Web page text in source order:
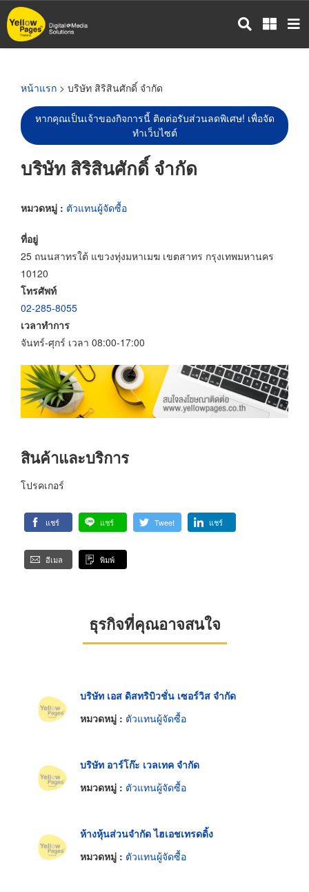
ข้าม
ไป
หน้าแรก > บริษัท สิริสินศักดิ์ จำกัด
หากคุณเป็นเจ้าของกิจการนี้ ติดต่อรับส่วนลดพิเศษ! เพื่อจัด
ทำเว็บไซต์
บริษัท สิริสินศักดิ์ จำกัด
หมวดหมู่ : ตัวแทนผู้จัดซื้อ
ที่อยู่
25 ถนนสาทรใต้ แขวงทุ่งมหาเมฆ เขตสาทร กรุงเทพมหานคร
10120
โทรศัพท์
02-285-8055
เวลาทำการ
จันทร์-ศุกร์ เวลา 08:00-17:00
สินค้าและบริการ
โปรคเกอร์
แชร์ แชร์ Tweet แชร์
อีเมล พิมพ์
ธุรกิจที่คุณอาจสนใจ
บริษัท เอส ดิสทริบิวชั่น เซอร์วิส จำกัด
หมวดหมู่ : ตัวแทนผู้จัดซื้อ
บริษัท อาร์โก๊ะ เวลเทค จำกัด
หมวดหมู่ : ตัวแทนผู้จัดซื้อ
ห้างหุ้นส่วนจำกัด ไฮเอชเทรดดิ้ง
หมวดหมู่ : ตัวแทนผู้จัดซื้อ